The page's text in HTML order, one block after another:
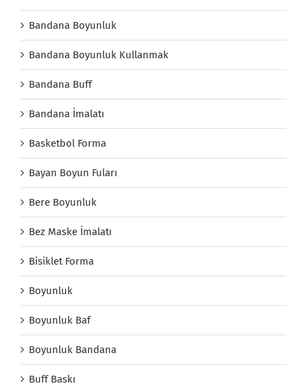
Bandana Boyunluk
Bandana Boyunluk Kullanmak
Bandana Buff
Bandana İmalatı
Basketbol Forma
Bayan Boyun Fuları
Bere Boyunluk
Bez Maske İmalatı
Bisiklet Forma
Boyunluk
Boyunluk Baf
Boyunluk Bandana
Buff Baskı